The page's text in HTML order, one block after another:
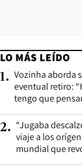
LO MÁS LEÍDO
1. Vozinha aborda
eventual retiro:
tengo que
2. “Jugaba
viaje a los
mundial que